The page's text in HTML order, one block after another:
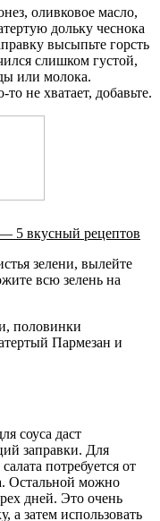
оливковое масло,
дольку чеснока
высыпьте горсть
слишком густой,
или молока.
не хватает, добавьте.
5 вкусный рецептов
зелени, вылейте
всю зелень на
половинки
Пармезан и
соуса даст
заправки. Для
потребуется от
Остальной можно
дней. Это очень
а затем использовать